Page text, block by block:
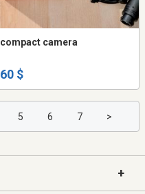
compact camera
60 $
5 6 7 >
+